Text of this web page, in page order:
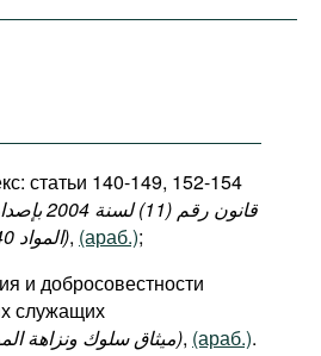
статьи 140-149, 152-154
المواد 140-149 ، 152-154), (араб.);
и добросовестности
служащих
(میثاق سلوك ونزاهة الموظفين العموميين), (араб.).